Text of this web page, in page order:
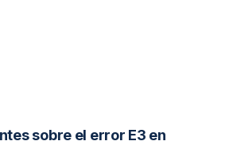
sobre el error E3 en